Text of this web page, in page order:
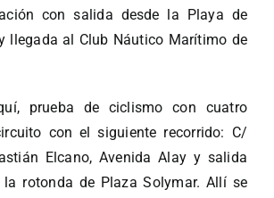
con salida desde la Playa de
llegada al Club Náutico Marítimo de
prueba de ciclismo con cuatro
con el siguiente recorrido: C/
Elcano, Avenida Alay y salida
rotonda de Plaza Solymar. Allí se